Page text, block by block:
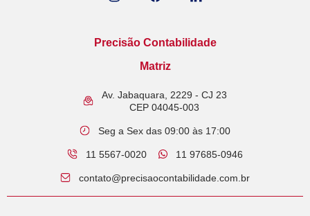
Precisão Contabilidade
Matriz
Av. Jabaquara, 2229 - CJ 23
CEP 04045-003
Seg a Sex das 09:00 às 17:00
11 5567-0020 11 97685-0946​
contato@precisaocontabilidade.com.br